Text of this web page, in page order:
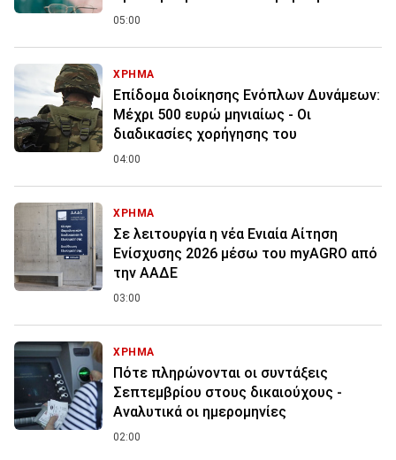
05:00
ΧΡΗΜΑ
Επίδομα διοίκησης Ενόπλων Δυνάμεων:
Μέχρι 500 ευρώ μηνιαίως - Οι
διαδικασίες χορήγησης του
04:00
ΧΡΗΜΑ
Σε λειτουργία η νέα Ενιαία Αίτηση
Ενίσχυσης 2026 μέσω του myAGRO από
την ΑΑΔΕ
03:00
ΧΡΗΜΑ
Πότε πληρώνονται οι συντάξεις
Σεπτεμβρίου στους δικαιούχους -
Αναλυτικά οι ημερομηνίες
02:00